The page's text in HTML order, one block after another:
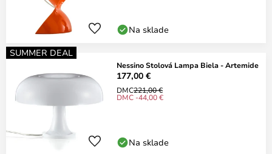
Na sklade
SUMMER DEAL
Nessino Stolová Lampa Biela - Artemide
177,00 €
DMC221,00 €
DMC -44,00 €
Na sklade